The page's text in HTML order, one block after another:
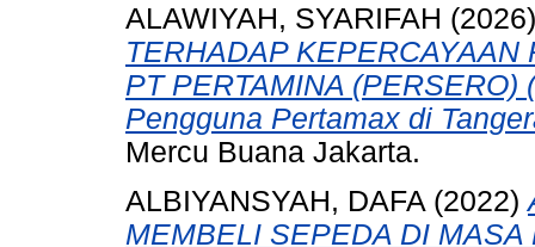
ALAWIYAH, SYARIFAH
TERHADAP
PT PERTAMINA
Pengguna Pertamax di
Mercu Buana Jakarta.
ALBIYANSYAH, DAFA (2022)
MEMBELI SEPEDA DI MASA